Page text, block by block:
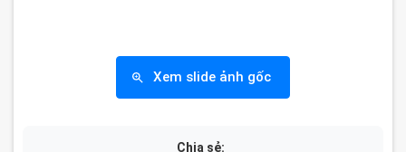
Xem slide ảnh gốc
Chia sẻ: